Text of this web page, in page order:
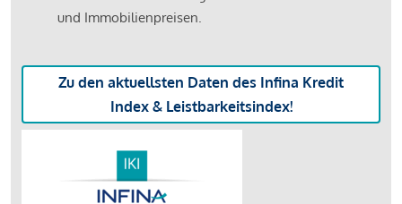
und Immobilienpreisen.
Zu den aktuellsten Daten des Infina Kredit
Index & Leistbarkeitsindex!